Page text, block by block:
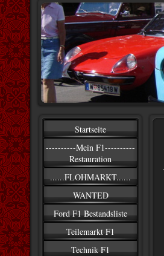
Startseite
----------Mein F1----------
Restauration
......FLOHMARKT......
WANTED
Ford F1 Bestandsliste
Teilemarkt F1
Technik F1